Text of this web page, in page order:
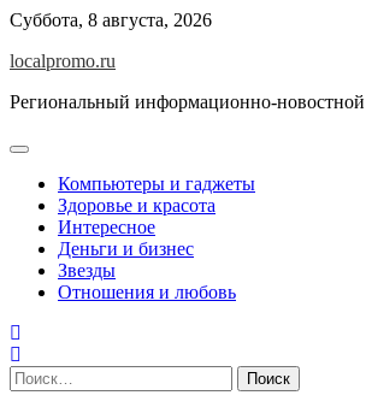
Перейти
содержимому
Суббота, 8 августа, 2026
localpromo.ru
Региональный информационно-новостной
Компьютеры и гаджеты
Здоровье и красота
Интересное
Деньги и бизнес
Звезды
Отношения и любовь
Найти: